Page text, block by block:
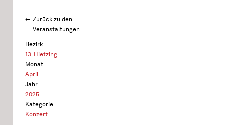
Zurück zu den
Veranstaltungen
Bezirk
13. Hietzing
Monat
April
Jahr
2025
Kategorie
Konzert